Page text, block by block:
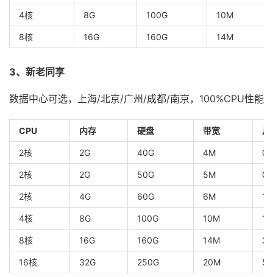
4核 8G 100G 10M
8核 16G 160G 14M
3、新老同享
数据中心可选，上海/北京/广州/成都/南京，100%CPU性能
CPU 内存 硬盘 带宽 月
2核 2G 40G 4M
2核 2G 50G 5M
2核 4G 60G 6M
4核 8G 100G 10M
8核 16G 160G 14M
16核 32G 250G 20M